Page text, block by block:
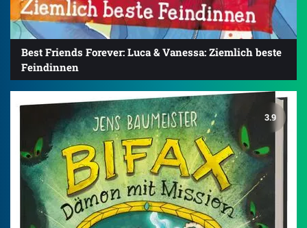
Best Friends Forever: Luca & Vanessa: Ziemlich beste
Feindinnen
3.9